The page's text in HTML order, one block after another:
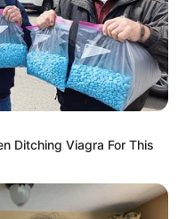
Ditching Viagra For This